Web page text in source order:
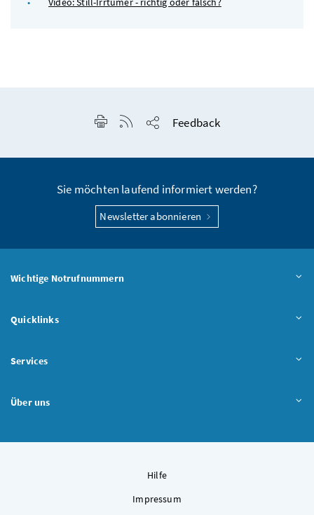
Seite drucken
RSS-Feed anzeigen
Feedback
Sie möchten laufend informiert werden?
Newsletter abonnieren
Wichtige Notrufnummern
Quicklinks
Services
Über uns
Hilfe
Impressum